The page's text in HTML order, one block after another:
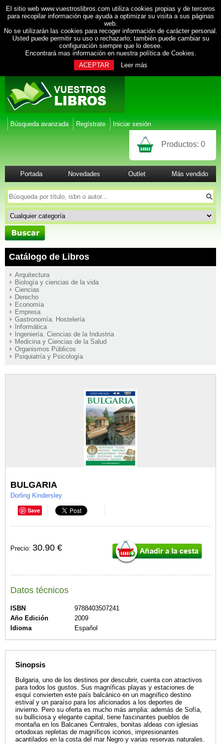
El sitio web www.vuestroslibros.com utiliza cookies propias y de terceros
para recopilar información que ayuda a optimizar su visita a sus páginas
web.
No se utilizarán las cookies para recoger información de carácter personal.
Usted puede permitir su uso o rechazarlo; también puede cambiar su
configuración siempre que lo desee.
Encontrará mas información en nuestra política de Cookies.
ACEPTAR
Leer más
Búsqueda avanzada Regístrate Iniciar sesión
Productos: 0
Portada Novedades Outlet Más vendido
Catálogo de Libros
Arquitectura
Biología y ciencias de la vida
Ciencias
Derecho
Economía
Empresa
Gastronomía. Hostelería
Informática
Ingeniería. Ciencias de la Industria
Medicina y Ciencias de la Salud
Organismos Públicos
Psiquiatría y Psicología
BULGARIA
Dorling Kindersley
Save
Precio: 30.90 €
Datos técnicos
ISBN
9788403507241
Año Edición
2009
Idioma
Español
Sinopsis
Bulgaria, uno de los destinos por descubrir, cuenta con atractivos
para todos los gustos. Sus magníficas playas y estaciones de
esquí convierten este país balcánico en un magnífico destino
estival y un paraíso para los aficionados a los deportes de
invierno. Pero su oferta es mucho más amplia: además de Sofía,
su bulliciosa y elegante capital, tiene fascinantes pueblos de
montaña en los Balcanes Centrales, bonitas aldeas con iglesias
ortodoxas repletas de magníficos iconos, impresionantes
acantilados en la costa del mar Negro y varias reservas naturales.